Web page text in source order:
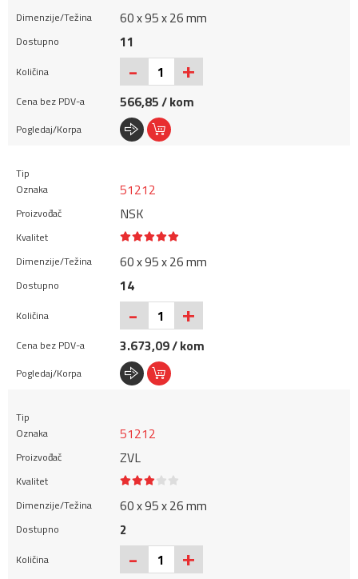
60 x 95 x 26 mm
11
- +
566,85 / kom
51212
NSK
60 x 95 x 26 mm
14
- +
3.673,09 / kom
51212
ZVL
60 x 95 x 26 mm
2
- +